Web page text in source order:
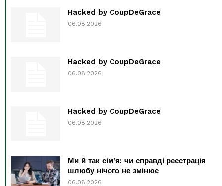
Hacked by CoupDeGrace
06.08.2026
Hacked by CoupDeGrace
06.08.2026
Hacked by CoupDeGrace
06.08.2026
Ми й так сім’я: чи справді реєстрація
шлюбу нічого не змінює
06.08.2026